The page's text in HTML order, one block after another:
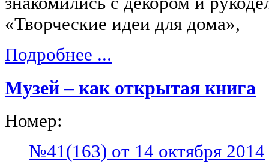
«Творческие идеи для дома»,
Подробнее ...
Музей – как открытая книга
Номер:
№41(163) от 14 октября 2014